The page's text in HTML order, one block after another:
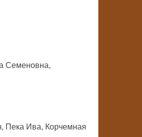
Семеновна,
Пека Ива, Корчемная